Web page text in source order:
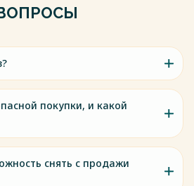
покупки, и какой
снять с продажи